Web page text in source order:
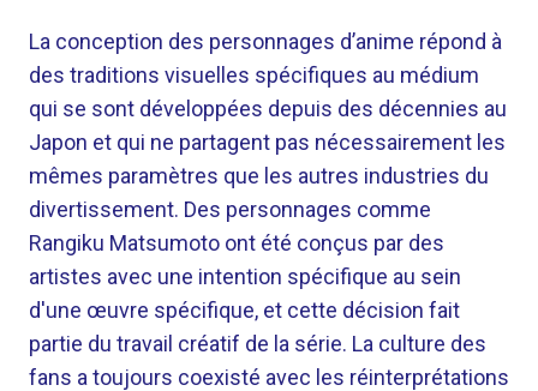
La conception des personnages d’anime répond à
des traditions visuelles spécifiques au médium
qui se sont développées depuis des décennies au
Japon et qui ne partagent pas nécessairement les
mêmes paramètres que les autres industries du
divertissement. Des personnages comme
Rangiku Matsumoto ont été conçus par des
artistes avec une intention spécifique au sein
d'une œuvre spécifique, et cette décision fait
partie du travail créatif de la série. La culture des
fans a toujours coexisté avec les réinterprétations